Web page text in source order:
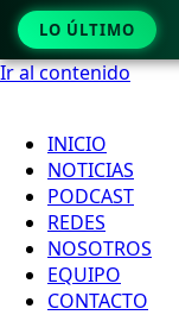
Ir al contenido
INICIO
NOTICIAS
PODCAST
REDES
NOSOTROS
EQUIPO
CONTACTO
LO ÚLTIMO